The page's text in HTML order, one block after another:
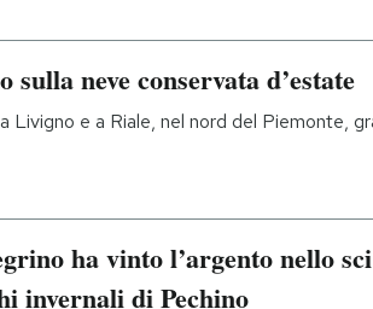
sulla neve conservata d’estate
Livigno e a Riale, nel nord del Piemonte,
ha vinto l’argento nello
invernali di Pechino